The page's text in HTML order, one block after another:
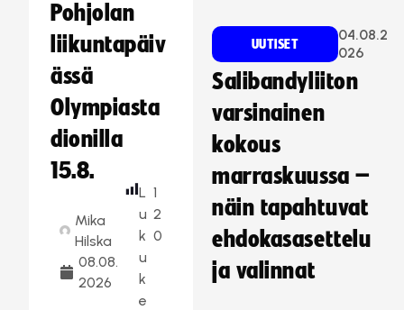
Pohjolan
liikuntapäiv
ässä
Olympiasta
dionilla
15.8.
Mika
Hilska
08.08.
2026
L
u
k
u
k
e
1
2
0
UUTISET
04.08.2
026
Salibandyliiton
varsinainen
kokous
marraskuussa –
näin tapahtuvat
ehdokasasettelu
ja valinnat